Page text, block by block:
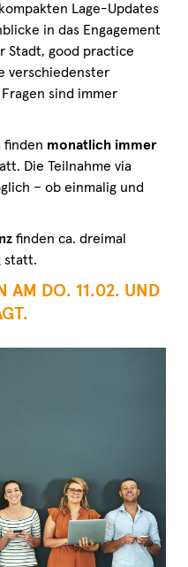
Lage-Updates
in das Engagement
Stadt, good practice
verschiedenster
sind immer
finden monatlich immer
Die Teilnahme via
– ob einmalig und
finden ca. dreimal
statt.
AM DO. 11.02. UND